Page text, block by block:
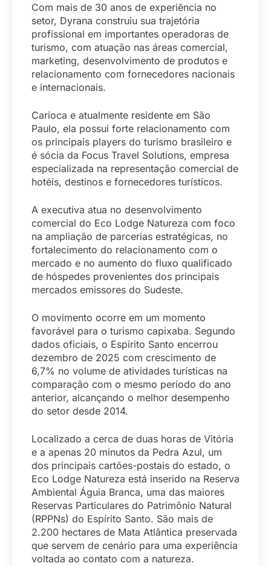
Com mais de 30 anos de experiência no
setor, Dyrana construiu sua trajetória
profissional em importantes operadoras de
turismo, com atuação nas áreas comercial,
marketing, desenvolvimento de produtos e
relacionamento com fornecedores nacionais
e internacionais.
Carioca e atualmente residente em São
Paulo, ela possui forte relacionamento com
os principais players do turismo brasileiro e
é sócia da Focus Travel Solutions, empresa
especializada na representação comercial de
hotéis, destinos e fornecedores turísticos.
A executiva atua no desenvolvimento
comercial do Eco Lodge Natureza com foco
na ampliação de parcerias estratégicas, no
fortalecimento do relacionamento com o
mercado e no aumento do fluxo qualificado
de hóspedes provenientes dos principais
mercados emissores do Sudeste.
O movimento ocorre em um momento
favorável para o turismo capixaba. Segundo
dados oficiais, o Espírito Santo encerrou
dezembro de 2025 com crescimento de
6,7% no volume de atividades turísticas na
comparação com o mesmo período do ano
anterior, alcançando o melhor desempenho
do setor desde 2014.
Localizado a cerca de duas horas de Vitória
e a apenas 20 minutos da Pedra Azul, um
dos principais cartões-postais do estado, o
Eco Lodge Natureza está inserido na Reserva
Ambiental Águia Branca, uma das maiores
Reservas Particulares do Patrimônio Natural
(RPPNs) do Espírito Santo. São mais de
2.200 hectares de Mata Atlântica preservada
que servem de cenário para uma experiência
voltada ao contato com a natureza.